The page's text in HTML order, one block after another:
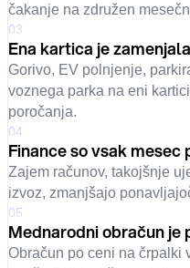
čakanje na združen
03
Ena kartica je
Gorivo, EV polnjenje,
voznega parka na eni
poročanja.
04
Finance so vsak mesec
Zajem računov, takojšnje
izvoz, zmanjšajo
05
Mednarodni obračun
Obračun po ceni na črpalki